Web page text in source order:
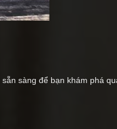
sàng để bạn khám phá